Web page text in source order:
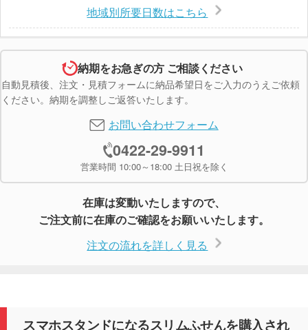
地域別所要日数はこちら
納期をお急ぎの方 ご相談ください
自動見積後、注文・見積フォームに納品希望日をご入力のうえご依頼
ください。納期を調整しご返答いたします。
お問い合わせフォーム
0422-29-9911
営業時間 10:00～18:00 土日祝を除く
在庫は変動いたしますので、
ご注文前に在庫のご確認をお願いいたします。
注文の流れを詳しく見る
スマホスタンドになるスリムふせんを購入され